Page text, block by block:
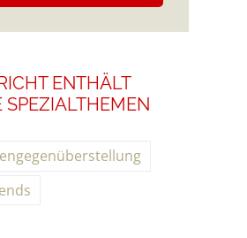
ENTHÄLT
SPEZIALTHEMEN